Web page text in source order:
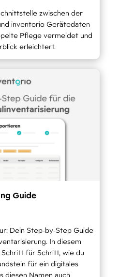
zwischen der
inventorio Gerätedaten
Pflege vermeidet und
erleichtert.
Guide
Dein Step-by-Step Guide
In diesem
für Schritt, wie du
für ein digitales
diesen Namen auch